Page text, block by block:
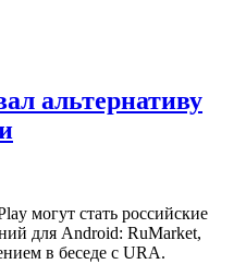
альтернативу
могут стать российские
для Android: RuMarket,
в беседе с URA.